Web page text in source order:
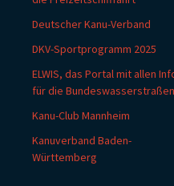
Deutscher Kanu-Verband
DKV-Sportprogramm 2025
ELWIS, das Portal mit allen
für die Bundeswasserstraßen
Kanu-Club Mannheim
Kanuverband Baden-
Württemberg